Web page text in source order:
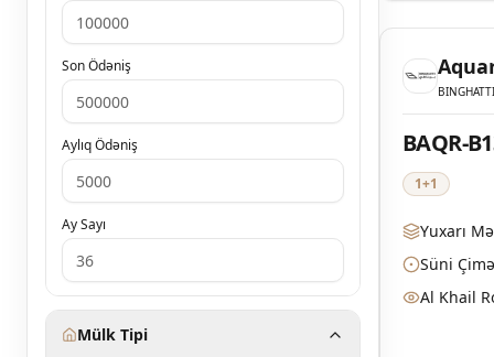
Son Ödəniş
Aylıq Ödəniş
Ay Sayı
Mülk Tipi
BINGHATTI
BAQR-
1+1
Yuxarı
Süni
Al Khail